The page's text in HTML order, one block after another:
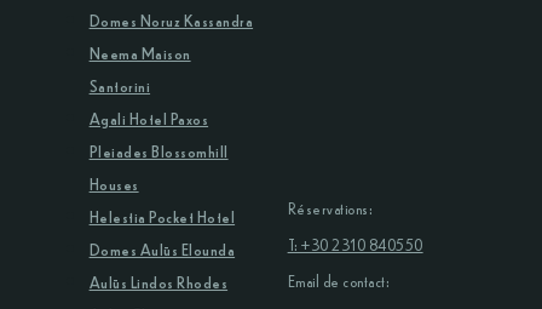
Réservations:
T: +30 2310 840550
Email de contact:
Domes Noruz Kassandra
Neema Maison
Santorini
Agali Hotel Paxos
Pleiades Blossomhill
Houses
Helestia Pocket Hotel
Domes Aulūs Elounda
Aulūs Lindos Rhodes